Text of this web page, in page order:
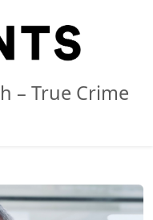
– True Crime